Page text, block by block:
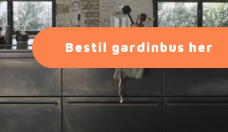
Bestil gardinbus her